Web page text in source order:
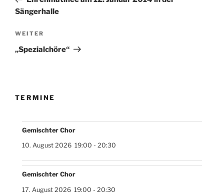
Sängerhalle
Nächster
Beitrag
WEITER
„Spezialchöre“
TERMINE
Gemischter Chor
10. August 2026 19:00 - 20:30
Gemischter Chor
17. August 2026 19:00 - 20:30